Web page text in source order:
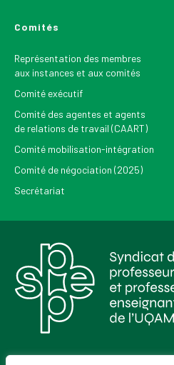
Comités
Représentation des membres
aux instances et aux comités
Comité exécutif
Comité des agentes et agents
de relations de travail (CAART)
Comité mobilisation-intégration
Comité de négociation (2025)
Secrétariat